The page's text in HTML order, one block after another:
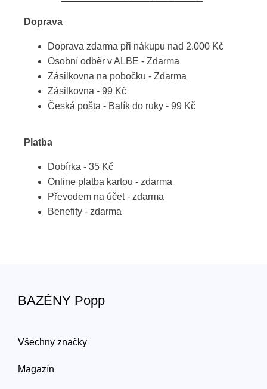
Doprava
Doprava zdarma při nákupu nad 2.000 Kč
Osobní odběr v ALBE - Zdarma
Zásilkovna na pobočku - Zdarma
Zásilkovna - 99 Kč
Česká pošta - Balík do ruky - 99 Kč
Platba
Dobírka - 35 Kč
Online platba kartou - zdarma
Převodem na účet - zdarma
Benefity - zdarma
BAZÉNY Popp
Všechny značky
Magazín